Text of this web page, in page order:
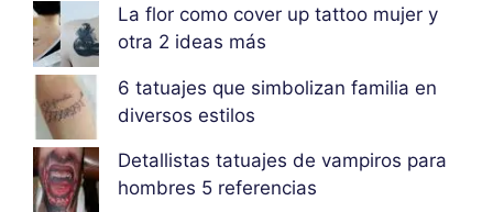
La flor como cover up tattoo mujer y
otra 2 ideas más
6 tatuajes que simbolizan familia en
diversos estilos
Detallistas tatuajes de vampiros para
hombres 5 referencias